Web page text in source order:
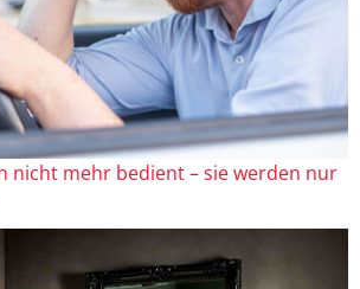
nicht mehr bedient – sie werden nur